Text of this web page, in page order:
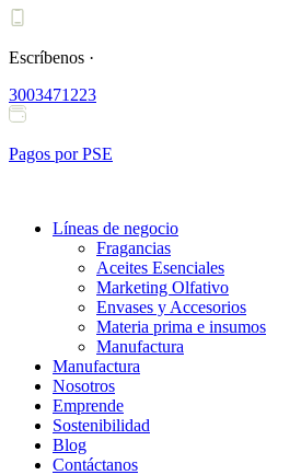
Ir
contenido
Escríbenos ·
3003471223
Pagos por PSE
Líneas de negocio
Fragancias
Aceites Esenciales
Marketing Olfativo
Envases y Accesorios
Materia prima e insumos
Manufactura
Manufactura
Nosotros
Emprende
Sostenibilidad
Blog
Contáctanos